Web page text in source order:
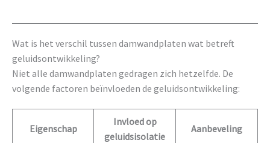
Wat is het verschil tussen damwandplaten wat betreft
geluidsontwikkeling?
Niet alle damwandplaten gedragen zich hetzelfde. De
volgende factoren beïnvloeden de geluidsontwikkeling:
Eigenschap
Invloed op
geluidsisolatie
Aanbeveling